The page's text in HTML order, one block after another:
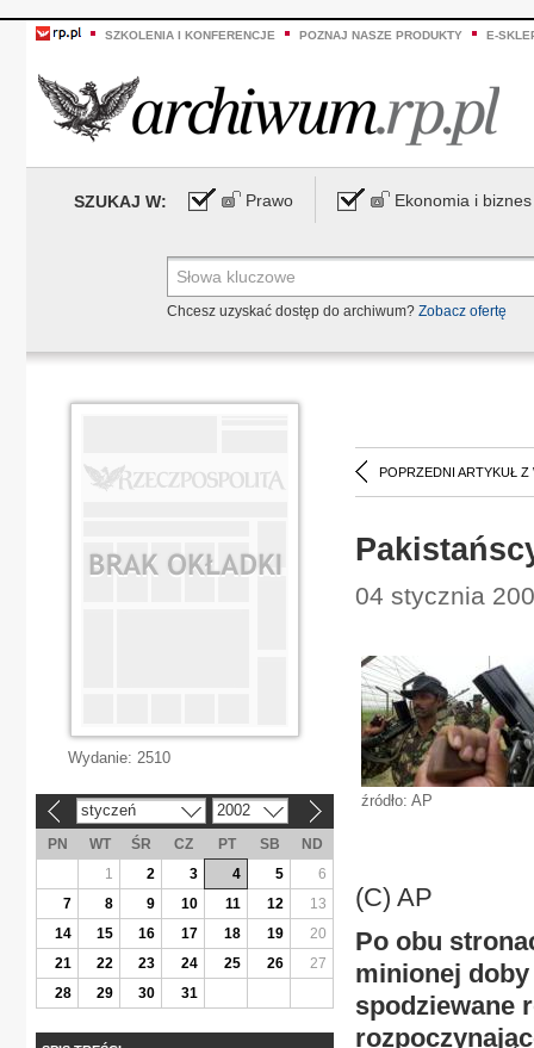
SZKOLENIA I KONFERENCJE POZNAJ NASZE PRODUKTY E-
SZUKAJ W: Prawo Ekonomia i biznes
Chcesz uzyskać dostęp do archiwum? Zobacz ofertę
POPRZEDNI ARTYKUŁ Z
04 stycznia
źródło: AP
(C) AP
Po obu
minionej doby
spodziewane
Wydanie: 2510
styczeń 2002
PN WT ŚR CZ PT SB
ND
1
2 3 4 5
6
7
8 9 10 11 12
13
14
15 16 17 18 19
20
21
22 23 24 25 26
27
28
29 30 31